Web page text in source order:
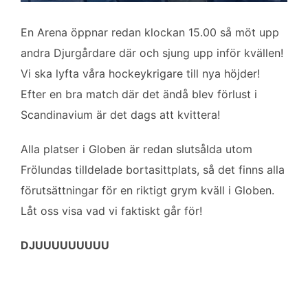
En Arena öppnar redan klockan 15.00 så möt upp
andra Djurgårdare där och sjung upp inför kvällen!
Vi ska lyfta våra hockeykrigare till nya höjder!
Efter en bra match där det ändå blev förlust i
Scandinavium är det dags att kvittera!
Alla platser i Globen är redan slutsålda utom
Frölundas tilldelade bortasittplats, så det finns alla
förutsättningar för en riktigt grym kväll i Globen.
Låt oss visa vad vi faktiskt går för!
DJUUUUUUUUU